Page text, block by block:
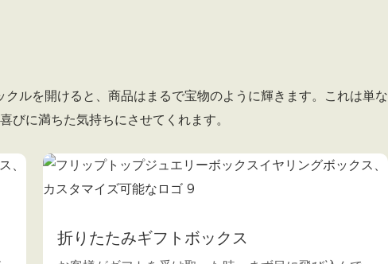
ルを開けると、商品はまるで宝物のように輝きます。これは単な
びに満ちた気持ちにさせてくれます。
折りたたみギフトボックス